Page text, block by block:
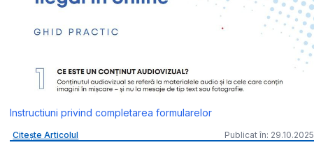
Instructiuni privind completarea formularelor
Citește Articolul Publicat în: 29.10.2025